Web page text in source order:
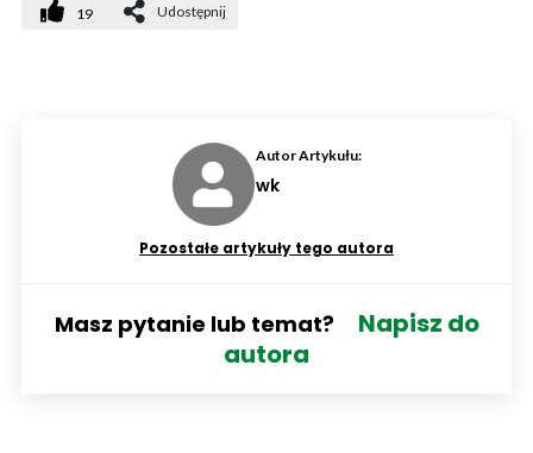
19 Udostępnij
Autor Artykułu:
wk
Pozostałe artykuły tego autora
Masz pytanie lub temat?
Napisz do
autora